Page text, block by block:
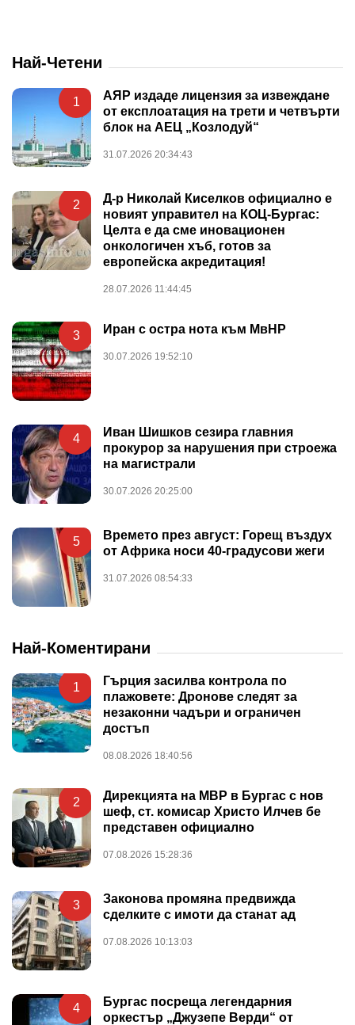
Най-Четени
1
АЯР издаде лицензия за извеждане
от експлоатация на трети и четвърти
блок на АЕЦ „Козлодуй“
31.07.2026 20:34:43
2
Д-р Николай Киселков официално е
новият управител на КОЦ-Бургас:
Целта е да сме иновационен
онкологичен хъб, готов за
европейска акредитация!
28.07.2026 11:44:45
3 Иран с остра нота към МвНР
30.07.2026 19:52:10
4
Иван Шишков сезира главния
прокурор за нарушения при строежа
на магистрали
30.07.2026 20:25:00
5
Времето през август: Горещ въздух
от Африка носи 40-градусови жеги
31.07.2026 08:54:33
Най-Коментирани
1
Гърция засилва контрола по
плажовете: Дронове следят за
незаконни чадъри и ограничен
достъп
08.08.2026 18:40:56
2
Дирекцията на МВР в Бургас с нов
шеф, ст. комисар Христо Илчев бе
представен официално
07.08.2026 15:28:36
3
Законова промяна предвижда
сделките с имоти да станат ад
07.08.2026 10:13:03
4
Бургас посреща легендарния
оркестър „Джузепе Верди“ от